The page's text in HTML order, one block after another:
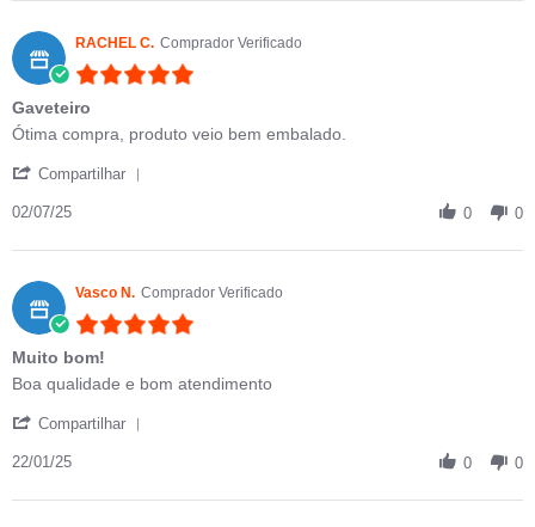
RACHEL C. Comprador Verificado
Gaveteiro
Review by RACHEL C. on 2 Jul 2025
review stating Gaveteiro
Ótima compra, produto veio bem embalado.
Compartilhar
02/07/25 0 0
Vasco N. Comprador Verificado
Muito bom!
Review by Vasco N. on 22 Jan 2025
review stating Muito bom!
Boa qualidade e bom atendimento
Compartilhar
22/01/25 0 0